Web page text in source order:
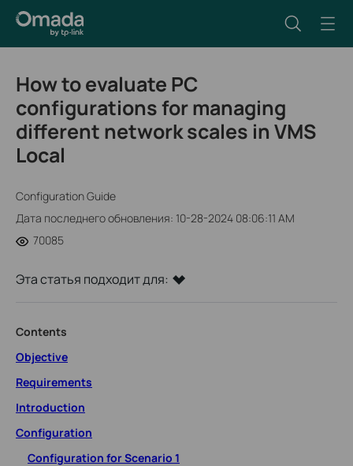
How to evaluate PC
configurations for managing
different network scales in VMS
Local
Configuration Guide
Дата последнего обновления: 10-28-2024 08:06:11 AM
70085
Эта статья подходит для:
Contents
Objective
Requirements
Introduction
Configuration
Configuration for Scenario 1